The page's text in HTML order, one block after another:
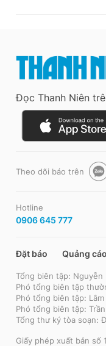
Đọc Thanh Niên
Theo dõi báo trên
Hotline
0906 645 777
Đặt báo Quảng cáo
Tổng biên tập: Nguyễn
Phó tổng biên tập
Phó tổng biên tập:
Phó tổng biên tập:
Tổng thư ký tòa soạn:
Giấy phép xuất bản số